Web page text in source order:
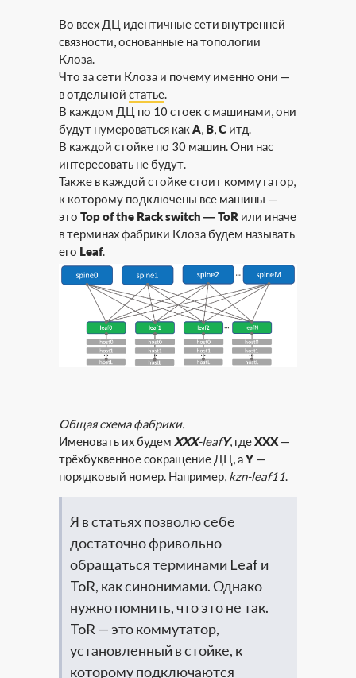
Во всех ДЦ идентичные сети внутренней
связности, основанные на топологии
Клоза.
Что за сети Клоза и почему именно они —
в отдельной статье
В каждом ДЦ по 10 стоек с машинами, они
будут нумероваться как A B C итд.
В каждой стойке по 30 машин. Они нас
интересовать не будут.
Также в каждой стойке стоит коммутатор,
к которому подключены все машины —
это Top of the Rack switch — ToR или иначе
в терминах фабрики Клоза будем называть
его Leaf.
Общая схема фабрики.
Именовать их будем XXX-leafY, гдеXXX —
трёхбуквенное сокращение ДЦ, аY —
порядковый номер. Например, kzn-leaf11.
Я в статьях позволю себе
достаточно фривольно
обращаться терминами Leaf и
ToR, как синонимами. Однако
нужно помнить, что это не так.
ToR — это коммутатор,
установленный в стойке, к
которому подключаются